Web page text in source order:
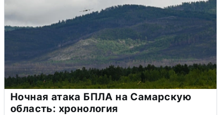
Ночная атака БПЛА на Самарскую
область: хронология